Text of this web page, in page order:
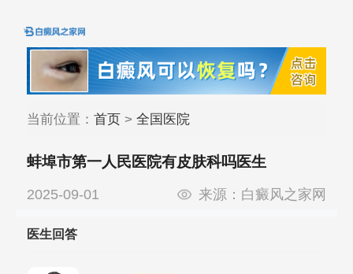
当前位置： 首页> 全国医院
蚌埠市第一人民医院有皮肤科吗医生
2025-09-01 来源： 白癜风之家网
医生回答